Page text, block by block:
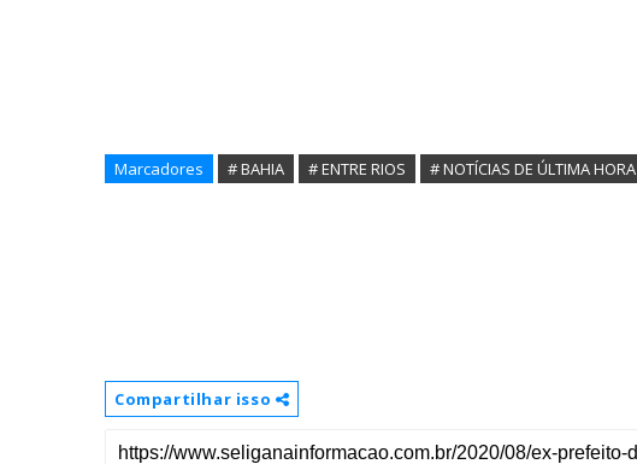
Marcadores # BAHIA # ENTRE RIOS # NOTÍCIAS DE ÚLTIMA HORA
Compartilhar isso